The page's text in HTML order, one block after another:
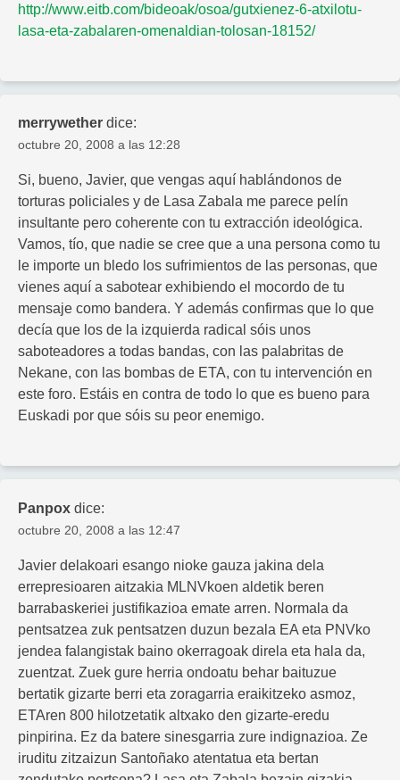
http://www.eitb.com/bideoak/osoa/gutxienez-6-atxilotu-
lasa-eta-zabalaren-omenaldian-tolosan-18152/
merrywether dice:
octubre 20, 2008 a las 12:28
Si, bueno, Javier, que vengas aquí hablándonos de
torturas policiales y de Lasa Zabala me parece pelín
insultante pero coherente con tu extracción ideológica.
Vamos, tío, que nadie se cree que a una persona como tu
le importe un bledo los sufrimientos de las personas, que
vienes aquí a sabotear exhibiendo el mocordo de tu
mensaje como bandera. Y además confirmas que lo que
decía que los de la izquierda radical sóis unos
saboteadores a todas bandas, con las palabritas de
Nekane, con las bombas de ETA, con tu intervención en
este foro. Estáis en contra de todo lo que es bueno para
Euskadi por que sóis su peor enemigo.
Panpox dice:
octubre 20, 2008 a las 12:47
Javier delakoari esango nioke gauza jakina dela
errepresioaren aitzakia MLNVkoen aldetik beren
barrabaskeriei justifikazioa emate arren. Normala da
pentsatzea zuk pentsatzen duzun bezala EA eta PNVko
jendea falangistak baino okerragoak direla eta hala da,
zuentzat. Zuek gure herria ondoatu behar baituzue
bertatik gizarte berri eta zoragarria eraikitzeko asmoz,
ETAren 800 hilotzetatik altxako den gizarte-eredu
pinpirina. Ez da batere sinesgarria zure indignazioa. Ze
iruditu zitzaizun Santoñako atentatua eta bertan